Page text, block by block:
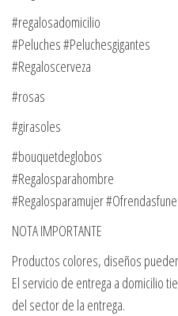
#regalosadomicilio
#Peluches #Peluchesgigantes
#Regaloscerveza
#rosas
#girasoles
#bouquetdeglobos
#Regalosparahombre
#Regalosparamujer
NOTA IMPORTANTE
Productos colores, diseños
El servicio de entrega a domicilio
del sector de la entrega.